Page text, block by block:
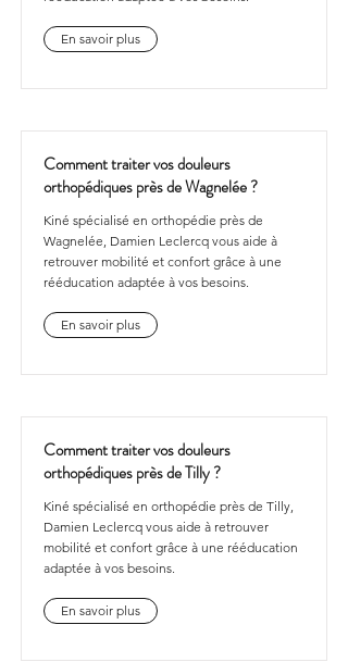
En savoir plus
Comment traiter vos douleurs
orthopédiques près de Wagnelée ?
Kiné spécialisé en orthopédie près de
Wagnelée, Damien Leclercq vous aide à
retrouver mobilité et confort grâce à une
rééducation adaptée à vos besoins.
En savoir plus
Comment traiter vos douleurs
orthopédiques près de Tilly ?
Kiné spécialisé en orthopédie près de Tilly,
Damien Leclercq vous aide à retrouver
mobilité et confort grâce à une rééducation
adaptée à vos besoins.
En savoir plus